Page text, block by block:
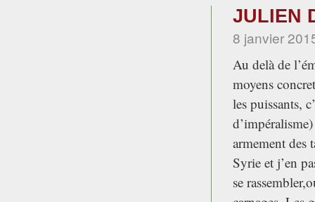
JULIEN
8 janvier
Au delà de
moyens
les puissants,
armement des
Syrie et j’en
se